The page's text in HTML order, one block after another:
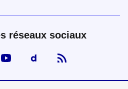
réseaux sociaux
In de fonction publique
X de fonction publique
la page Instagram de fonction
Visiter la page You Tube de
Visiter la page